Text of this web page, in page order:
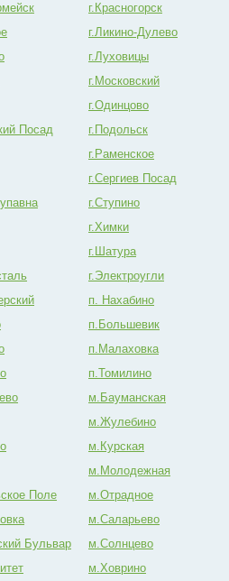
г.Красногорск
г.Ликино-Дулево
г.Луховицы
г.Московский
г.Одинцово
Посад
г.Подольск
г.Раменское
г.Сергиев Посад
г.Ступино
г.Химки
г.Шатура
г.Электроугли
п. Нахабино
п.Большевик
п.Малаховка
п.Томилино
м.Бауманская
м.Жулебино
м.Курская
м.Молодежная
Поле
м.Отрадное
м.Саларьево
Бульвар
м.Солнцево
м.Ховрино